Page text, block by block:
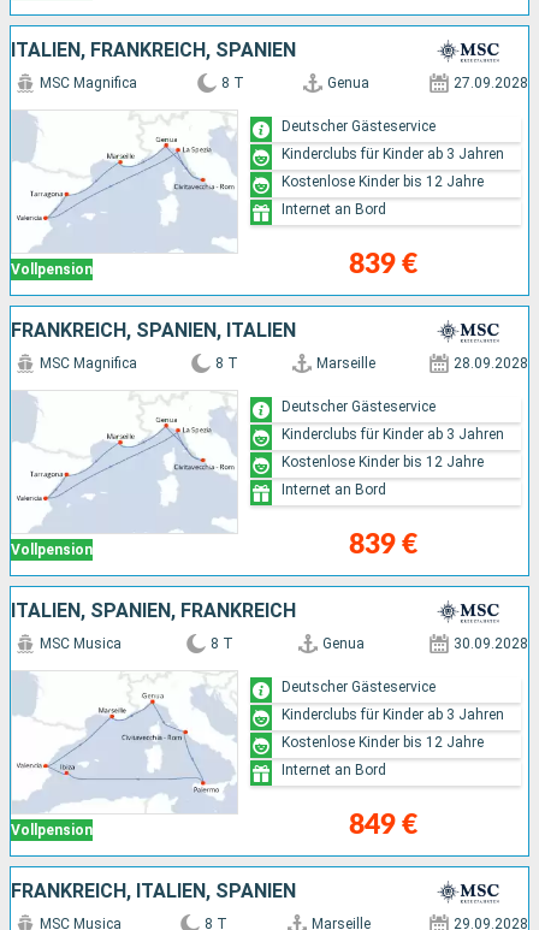
ITALIEN, FRANKREICH, SPANIEN
Vollpension
MSC Magnifica 8 T Genua 27.09.2028
839 €
Deutscher Gästeservice
Kinderclubs für Kinder ab 3 Jahren
Kostenlose Kinder bis 12 Jahre
Internet an Bord
FRANKREICH, SPANIEN, ITALIEN
Vollpension
MSC Magnifica 8 T Marseille 28.09.2028
839 €
Deutscher Gästeservice
Kinderclubs für Kinder ab 3 Jahren
Kostenlose Kinder bis 12 Jahre
Internet an Bord
ITALIEN, SPANIEN, FRANKREICH
Vollpension
MSC Musica 8 T Genua 30.09.2028
849 €
Deutscher Gästeservice
Kinderclubs für Kinder ab 3 Jahren
Kostenlose Kinder bis 12 Jahre
Internet an Bord
FRANKREICH, ITALIEN, SPANIEN
MSC Musica 8 T Marseille 29.09.2028